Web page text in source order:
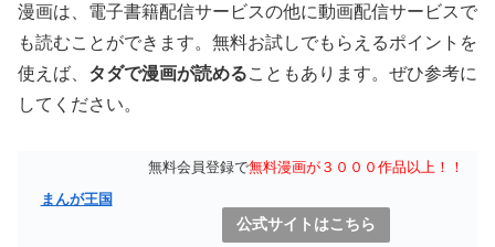
漫画は、電子書籍配信サービスの他に動画配信サービスで
も読むことができます。無料お試しでもらえるポイントを
使えば、 タダで漫画が読めることもあります。ぜひ参考に
してください。
まんが王国
無料会員登録で無料漫画が３０００作品以上！！
公式サイトはこちら